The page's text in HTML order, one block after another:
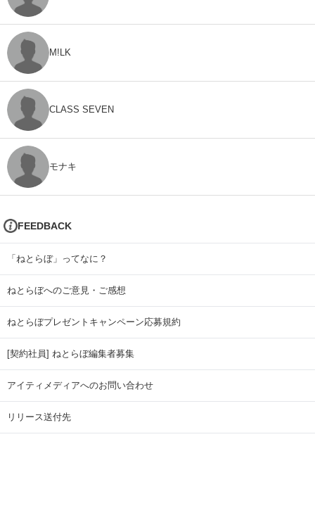
M!LK
CLASS SEVEN
モナキ
FEEDBACK
「ねとらぼ」ってなに？
ねとらぼへのご意見・ご感想
ねとらぼプレゼントキャンペーン応募規約
[契約社員] ねとらぼ編集者募集
アイティメディアへのお問い合わせ
リリース送付先